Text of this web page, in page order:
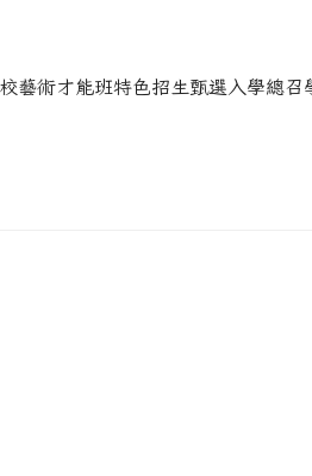
藝術才能班特色招生甄選入學總